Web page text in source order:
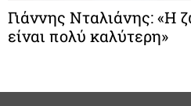
Γιάννης Νταλιάνης: «Η
είναι πολύ καλύτερη»